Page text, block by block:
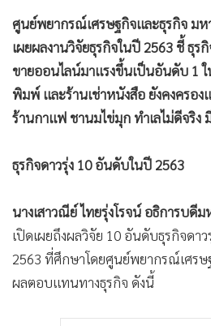
Special Scoop
• เศรษฐกิจ-ธุรกิจ
• จีน
• ชุมชน-คุณภาพชีวิต
• อาชญากรรม
• เกม
• SMEs
• หุ้น
• อินโดจีน
• กองทุนรวม
Celeb Online
ศูนย์พยากรณ์เศรษฐกิจและธุรกิจ มห
เผยผลงานวิจัยธุรกิจในปี 2563 ชี้ ธุ
ขายออนไลน์มาแรงขึ้นเป็นอันดับ 1
พิมพ์ และร้านเช่าหนังสือ ยังคงครอ
ร้านกาแฟ ชานมไข่มุก ทำเลไม่ดีจริง
ธุรกิจดาวรุ่ง 10 อันดับในปี 2563
นางเสาวณีย์ ไทยรุ่งโรจน์ อธิการบดี
เปิดเผยถึงผลวิจัย 10 อันดับธุรกิจดาว
2563 ที่ศึกษาโดยศูนย์พยากรณ์เศรษ
ผลตอบแทนทางธุรกิจ ดังนี้